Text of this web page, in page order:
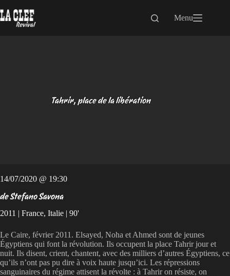
au
contenu
Menu
Tahrir, place de la libération
14/07/2020 @ 19:30
de Stefano Savona
2011 | France, Italie | 90'
Le Caire, février 2011. Elsayed, Noha et Ahmed sont de jeunes
Égyptiens qui font la révolution. Ils occupent la place Tahrir jour et
nuit. Ils disent, crient, chantent, avec des milliers d’autres Égyptiens, ce
qu’ils n’ont pas pu dire à voix haute jusqu’ici. Les répressions
sanguinaires du régime attisent la révolte : à Tahrir on résiste, on